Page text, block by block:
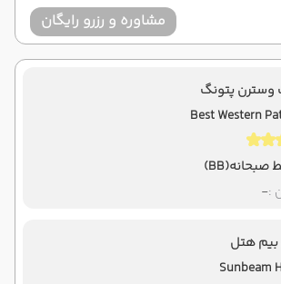
مشاوره و رزرو رایگان
پتونگ
Best Western
صبحانه(BB)
:
-
هتل
Sunbeam